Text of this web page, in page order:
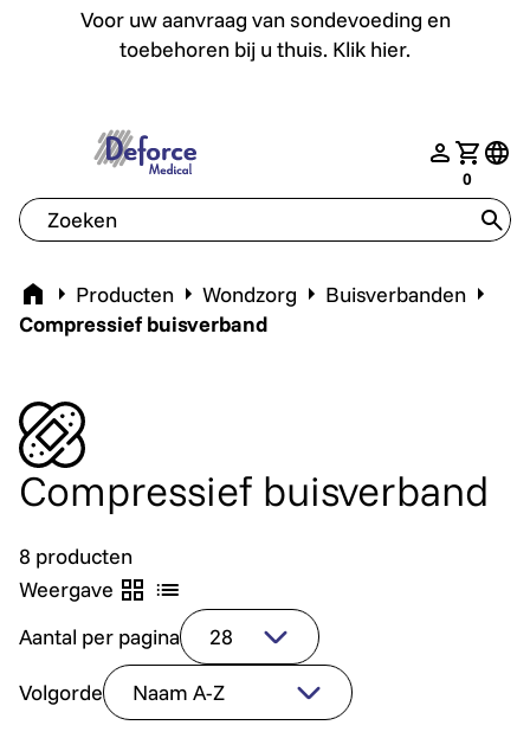
Voor uw aanvraag van sondevoeding en
toebehoren bij u thuis. Klik hier.
Voor uw aanvraag van sondevoeding en toebehoren bij
nav.login
Jouw
0
deforce.togglemenu
Home Producten Wondzorg
Buisverbanden
Compressief buisverband
Compressief buisverband
8 producten
Weergave
Aantal per pagina
Volgorde